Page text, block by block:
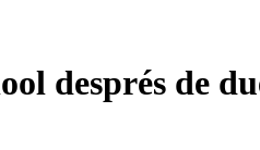
després de